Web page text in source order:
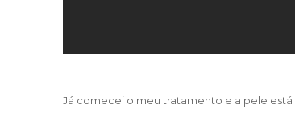
Já comecei o meu tratamento e a pele